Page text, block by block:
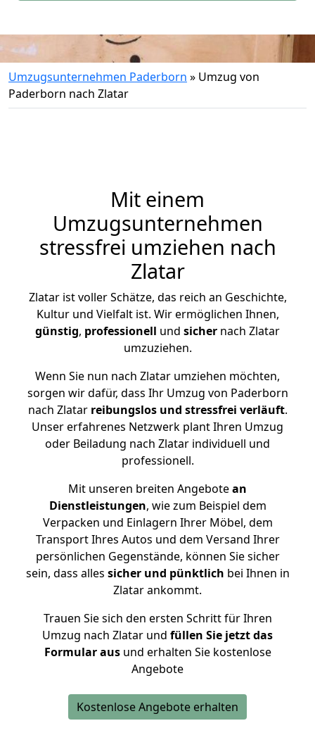
Umzugsunternehmen Paderborn » Umzug von
Paderborn nach Zlatar
Mit einem
Umzugsunternehmen
stressfrei umziehen nach
Zlatar
Zlatar ist voller Schätze, das reich an Geschichte,
Kultur und Vielfalt ist. Wir ermöglichen Ihnen,
günstig, professionell und sicher nach Zlatar
umzuziehen.
Wenn Sie nun nach Zlatar umziehen möchten,
sorgen wir dafür, dass Ihr Umzug von Paderborn
nach Zlatar reibungslos und stressfrei verläuft.
Unser erfahrenes Netzwerk plant Ihren Umzug
oder Beiladung nach Zlatar individuell und
professionell.
Mit unseren breiten Angebotean
Dienstleistungen, wie zum Beispiel dem
Verpacken und Einlagern Ihrer Möbel, dem
Transport Ihres Autos und dem Versand Ihrer
persönlichen Gegenstände, können Sie sicher
sein, dass alles sicher und pünktlich bei Ihnen in
Zlatar ankommt.
Trauen Sie sich den ersten Schritt für Ihren
Umzug nach Zlatar und füllen Sie jetzt das
Formular ausund erhalten Sie kostenlose
Angebote
Kostenlose Angebote erhalten